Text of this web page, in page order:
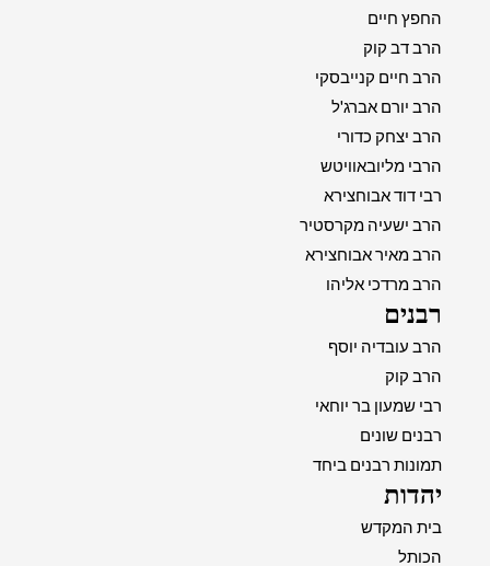
החפץ חיים
הרב דב קוק
הרב חיים קנייבסקי
הרב יורם אברג'ל
הרב יצחק כדורי
הרבי מליובאוויטש
רבי דוד אבוחצירא
הרב ישעיה מקרסטיר
הרב מאיר אבוחצירא
הרב מרדכי אליהו
רבנים
הרב עובדיה יוסף
הרב קוק
רבי שמעון בר יוחאי
רבנים שונים
תמונות רבנים ביחד
יהדות
בית המקדש
הכותל